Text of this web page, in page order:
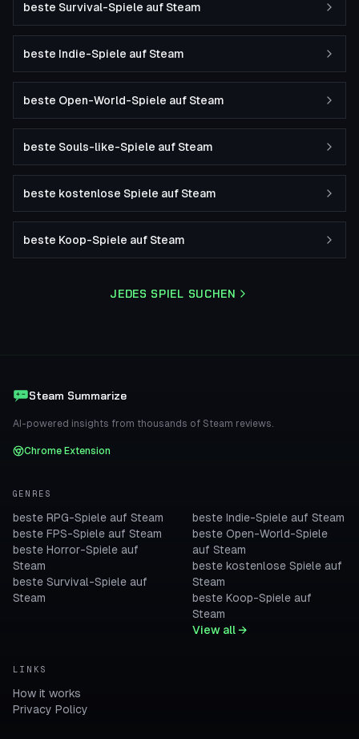
beste Survival-Spiele auf Steam
beste Indie-Spiele auf Steam
beste Open-World-Spiele auf Steam
beste Souls-like-Spiele auf Steam
beste kostenlose Spiele auf Steam
beste Koop-Spiele auf Steam
JEDES SPIEL SUCHEN
Steam Summarize
AI-powered insights from thousands of Steam reviews.
Chrome Extension
GENRES
beste RPG-Spiele auf Steam
beste FPS-Spiele auf Steam
beste Horror-Spiele auf
Steam
beste Survival-Spiele auf
Steam
beste Indie-Spiele auf Steam
beste Open-World-Spiele
auf Steam
beste kostenlose Spiele auf
Steam
beste Koop-Spiele auf
Steam
View all →
LINKS
How it works
Privacy Policy